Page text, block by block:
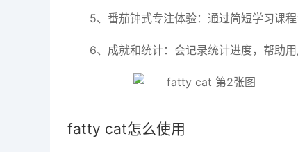
5、番茄钟式专注体验：通过简短学习课
6、成就和统计：会记录统计进度，帮助用
fatty cat怎么使用